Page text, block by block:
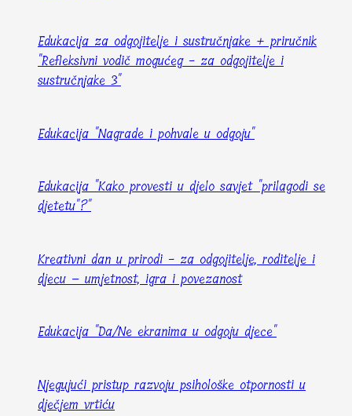
Edukacija za odgojitelje i sustručnjake + priručnik
"Refleksivni vodič mogućeg - za odgojitelje i
sustručnjake 3"
Edukacija "Nagrade i pohvale u odgoju"
Edukacija "Kako provesti u djelo savjet "prilagodi se
djetetu"?"
Kreativni dan u prirodi - za odgojitelje, roditelje i
djecu – umjetnost, igra i povezanost
Edukacija "Da/Ne ekranima u odgoju djece"
Njegujući pristup razvoju psihološke otpornosti u
dječjem vrtiću